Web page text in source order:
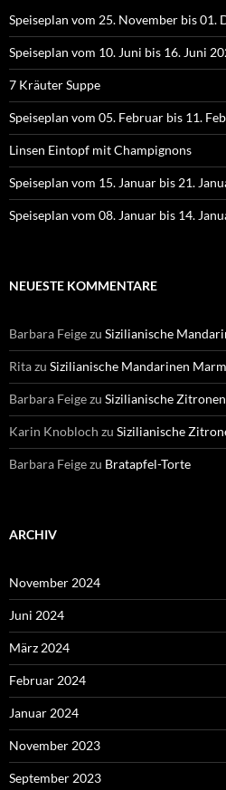
Speiseplan vom 25. November bis 01.
Speiseplan vom 10. Juni bis 16. Juni
7 Kräuter Suppe
Speiseplan vom 05. Februar bis 11.
Linsen Eintopf mit Champignons
Speiseplan vom 15. Januar bis 21.
Speiseplan vom 08. Januar bis 14.
NEUESTE KOMMENTARE
Barbara Feigezu Sizilianische
Ritazu Sizilianische Mandarinen
Barbara Feigezu Sizilianische
Karin Knobloch zu Sizilianische
Barbara Feigezu Bratapfel-Torte
ARCHIV
November 2024
Juni 2024
März 2024
Februar 2024
Januar 2024
November 2023
September 2023